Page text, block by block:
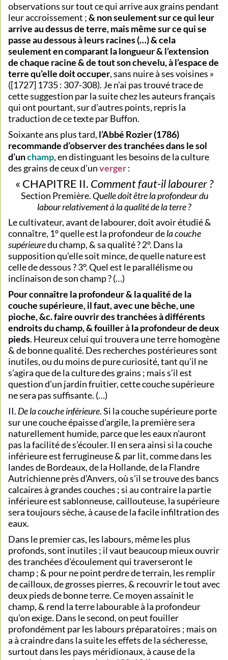
observations sur tout ce qui arrive aux grains pendant
leur accroissement ;& non seulement sur ce qui leur
arrive au dessus de terre, mais même sur ce qui se
passe au dessous à leurs racines (…) & cela
seulement en comparant la longueur & l’extension
de chaque racine & de tout son chevelu, à l’espace de
terre qu’elle doit occuper, sans nuire à ses voisines »
([1727] 1735 : 307-308). Je n’ai pas trouvé trace de
cette suggestion par la suite chez les auteurs français
qui ont pourtant, sur d’autres points, repris la
traduction de ce texte par Buffon.
Soixante ans plus tard, l’Abbé Rozier (1786)
recommande d’observer des tranchées dans le sol
d’unchamp, en distinguant les besoins de la culture
des grains de ceux d’unverger:
« CHAPITRE II. Comment faut-il labourer ?
Section Première. Quelle doit être la profondeur du
labour relativement à la qualité de la terre ?
Le cultivateur, avant de labourer, doit avoir étudié &
connaître, 1° quelle est la profondeur dela couche
supérieuredu champ, & sa qualité ? 2°. Dans la
supposition qu’elle soit mince, de quelle nature est
celle de dessous ? 3°. Quel est le parallélisme ou
inclinaison de son champ ? (…)
Pour connaître la profondeur & la qualité de la
couche supérieure, il faut, avec une bêche, une
pioche, &c. faire ouvrir des tranchées à différents
endroits du champ, & fouiller à la profondeur de deux
pieds. Heureux celui qui trouvera une terre homogène
& de bonne qualité. Des recherches postérieures sont
inutiles, ou du moins de pure curiosité, tant qu’il ne
s’agira que de la culture des grains ; mais s’il est
question d’un jardin fruitier, cette couche supérieure
ne sera pas suffisante. (…)
II. De la couche inférieure. Si la couche supérieure porte
sur une couche épaisse d’argile, la première sera
naturellement humide, parce que les eaux n’auront
pas la facilité de s’écouler. Il en sera ainsi si la couche
inférieure est ferrugineuse & par lit, comme dans les
landes de Bordeaux, de la Hollande, de la Flandre
Autrichienne près d’Anvers, où s’il se trouve des bancs
calcaires à grandes couches ; si au contraire la partie
inférieure est sablonneuse, caillouteuse, la supérieure
sera toujours sèche, à cause de la facile infiltration des
eaux.
Dans le premier cas, les labours, même les plus
profonds, sont inutiles ; il vaut beaucoup mieux ouvrir
des tranchées d’écoulement qui traverseront le
champ ; & pour ne point perdre de terrain, les remplir
de cailloux, de grosses pierres, & recouvrir le tout avec
deux pieds de bonne terre. Ce moyen assainit le
champ, & rend la terre labourable à la profondeur
qu’on exige. Dans le second, on peut fouiller
profondément par les labours préparatoires ; mais on
a à craindre dans la suite les effets de la sécheresse,
surtout dans les pays méridionaux, à cause de la